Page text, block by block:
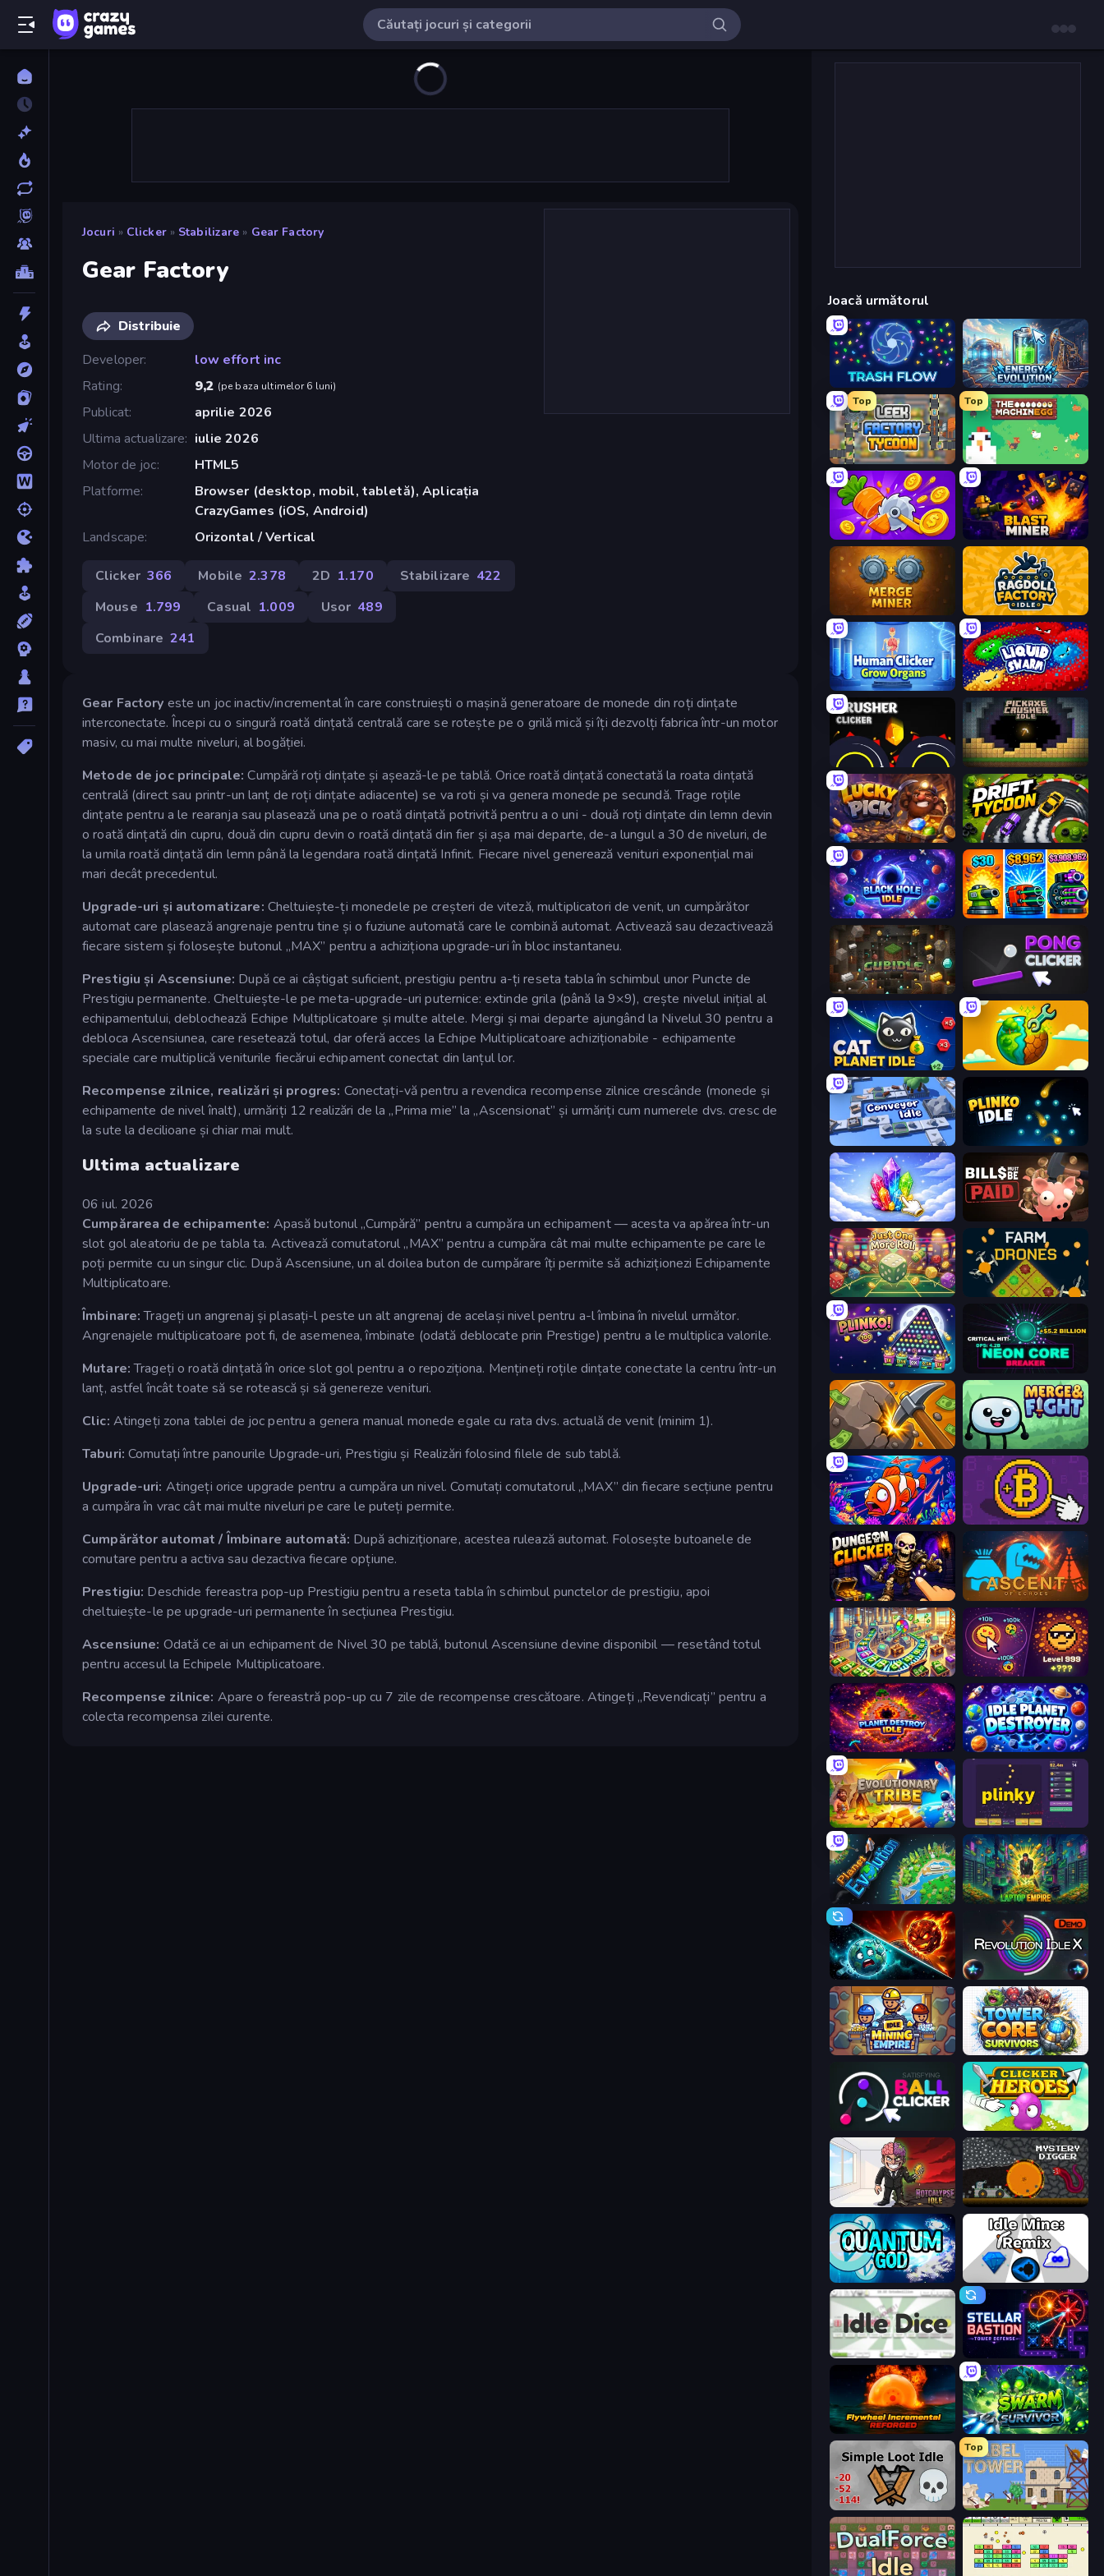
Jocuri » Clicker » Stabilizare » Gear Factory
Gear Factory
Distribuie
Developer
low effort inc
Rating
9,2 (pe baza ultimelor 6 luni)
Publicat
aprilie 2026
Ultima actualizare
iulie 2026
Motor de joc
HTML5
Platforme
Browser (desktop, mobil, tabletă), Aplicația
CrazyGames (iOS, Android)
Landscape
Orizontal / Vertical
Clicker 366 Mobile 2.378 2D 1.170 Stabilizare 422
Mouse 1.799 Casual 1.009 Usor 489
Combinare 241
Gear Factory este un joc inactiv/incremental în care construiești o mașină generatoare de monede din roți dințate
interconectate. Începi cu o singură roată dințată centrală care se rotește pe o grilă mică și îți dezvolți fabrica într-un motor
masiv, cu mai multe niveluri, al bogăției.
Metode de joc principale: Cumpără roți dințate și așează-le pe tablă. Orice roată dințată conectată la roata dințată
centrală (direct sau printr-un lanț de roți dințate adiacente) se va roti și va genera monede pe secundă. Trage roțile
dințate pentru a le rearanja sau plasează una pe o roată dințată potrivită pentru a o uni - două roți dințate din lemn devin
o roată dințată din cupru, două din cupru devin o roată dințată din fier și așa mai departe, de-a lungul a 30 de niveluri, de
la umila roată dințată din lemn până la legendara roată dințată Infinit. Fiecare nivel generează venituri exponențial mai
mari decât precedentul.
Upgrade-uri și automatizare: Cheltuiește-ți monedele pe creșteri de viteză, multiplicatori de venit, un cumpărător
automat care plasează angrenaje pentru tine și o fuziune automată care le combină automat. Activează sau dezactivează
fiecare sistem și folosește butonul „MAX” pentru a achiziționa upgrade-uri în bloc instantaneu.
Prestigiu și Ascensiune: După ce ai câștigat suficient, prestigiu pentru a-ți reseta tabla în schimbul unor Puncte de
Prestigiu permanente. Cheltuiește-le pe meta-upgrade-uri puternice: extinde grila (până la 9×9), crește nivelul inițial al
echipamentului, deblochează Echipe Multiplicatoare și multe altele. Mergi și mai departe ajungând la Nivelul 30 pentru a
debloca Ascensiunea, care resetează totul, dar oferă acces la Echipe Multiplicatoare achiziționabile - echipamente
speciale care multiplică veniturile fiecărui echipament conectat din lanțul lor.
Recompense zilnice, realizări și progres: Conectați-vă pentru a revendica recompense zilnice crescânde (monede și
echipamente de nivel înalt), urmăriți 12 realizări de la „Prima mie” la „Ascensionat” și urmăriți cum numerele dvs. cresc de
la sute la decilioane și chiar mai mult.
Ultima actualizare
06 iul. 2026
Cumpărarea de echipamente: Apasă butonul „Cumpără” pentru a cumpăra un echipament — acesta va apărea într-un
slot gol aleatoriu de pe tabla ta. Activează comutatorul „MAX” pentru a cumpăra cât mai multe echipamente pe care le
poți permite cu un singur clic. După Ascensiune, un al doilea buton de cumpărare îți permite să achiziționezi Echipamente
Multiplicatoare.
Îmbinare:Trageți un angrenaj și plasați-l peste un alt angrenaj de același nivel pentru a-l îmbina în nivelul următor.
Angrenajele multiplicatoare pot fi, de asemenea, îmbinate (odată deblocate prin Prestige) pentru a le multiplica valorile.
Mutare:Trageți o roată dințată în orice slot gol pentru a o repoziționa. Mențineți roțile dințate conectate la centru într-un
lanț, astfel încât toate să se rotească și să genereze venituri.
Clic: Atingeți zona tablei de joc pentru a genera manual monede egale cu rata dvs. actuală de venit (minim 1).
Taburi: Comutați între panourile Upgrade-uri, Prestigiu și Realizări folosind filele de sub tablă.
Upgrade-uri: Atingeți orice upgrade pentru a cumpăra un nivel. Comutați comutatorul „MAX” din fiecare secțiune pentru
a cumpăra în vrac cât mai multe niveluri pe care le puteți permite.
Cumpărător automat / Îmbinare automată: După achiziționare, acestea rulează automat. Folosește butoanele de
comutare pentru a activa sau dezactiva fiecare opțiune.
Prestigiu: Deschide fereastra pop-up Prestigiu pentru a reseta tabla în schimbul punctelor de prestigiu, apoi
cheltuiește-le pe upgrade-uri permanente în secțiunea Prestigiu.
Ascensiune: Odată ce ai un echipament de Nivel 30 pe tablă, butonul Ascensiune devine disponibil — resetând totul
pentru accesul la Echipele Multiplicatoare.
Recompense zilnice: Apare o fereastră pop-up cu 7 zile de recompense crescătoare. Atingeți „Revendicați” pentru a
colecta recompensa zilei curente.
Joacă următorul
Trash Flow Energy Evolution
Top
Leek Factory Tycoon
Top
The MachinEGG
Farm Ring Idle Blast Miner
Merge Miner Ragdoll Factory Idle
Human Clicker: Grow Organs Liquid Swarm
Crusher Clicker Pickaxe Crusher Idle
Lucky Pick Drift Tycoon
Black Hole Idle Pumpkin Defense: Merge Cannon
Cubidle Pong Clicker
Cat Planet Idle Land Explorers: Merge & Build
Conveyor Idle Plinko Idle
Crystalia Idle Clicker Bills Must Be Paid
Just One More Roll Farm Drones
PLINKO! Neon Core Breaker
Mine Clicker Merge & Fight
Fish Catch Idle Money Maker
Dungeon Clicker Ascent of Echoes
Money Factory: Tycoon Idle Game Dominate All Shapes
Planet Destroy Idle Idle Planet Destroyer
Evolutionary Tribe Plinky
Planet Evolution: Idle Clicker Laptop Empire
PlanetCrush 2 Revolution Idle X
Idle Mining Empire Tower Core Survivors
Satisfying Ball Clicker Clicker Heroes
Rotcalypse: Idle Incremental Mystery Digger
Quantum God Idle Mine: Remix
Idle Dice Stellar Bastion
Flywheel Incremental: Reforged Swarm Survivor
Simple Loot Idle
Top
Babel Tower